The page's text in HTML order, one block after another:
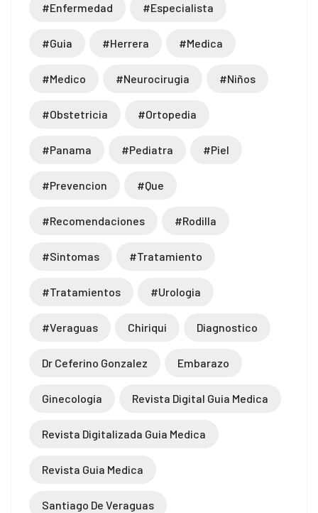
#enfermedad #especialista
#guia #herrera #medica
#medico #neurocirugia #niños
#obstetricia #ortopedia
#panama #pediatra #piel
#prevencion #que
#recomendaciones #rodilla
#sintomas #tratamiento
#tratamientos #urologia
#veraguas Chiriqui Diagnostico
Dr Ceferino Gonzalez Embarazo
Ginecología Revista Digital Guia Medica
Revista Digitalizada Guia Medica
Revista Guia Medica
Santiago De Veraguas